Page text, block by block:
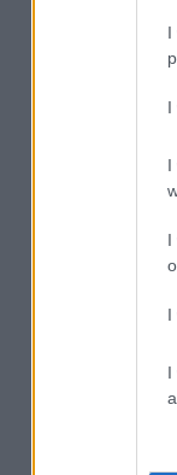
I
I
I
I
I
I